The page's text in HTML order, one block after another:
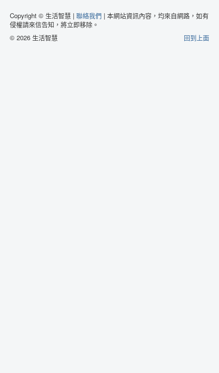
Copyright © 生活智慧 | 聯絡我們 | 本網站資訊內容，均來自網路，如有
侵權請來信告知，將立即移除。
回到上面
© 2026 生活智慧